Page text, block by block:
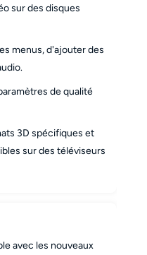
sur des disques
menus, d'ajouter des
de qualité
3D spécifiques et
sur des téléviseurs
avec les nouveaux